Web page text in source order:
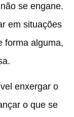
se engane.
em situações
forma alguma,
enxergar o
o que se